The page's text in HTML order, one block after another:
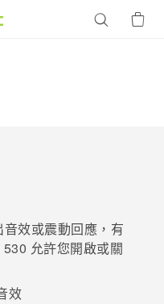
效或震動回應，有
允許您開啟或關
效